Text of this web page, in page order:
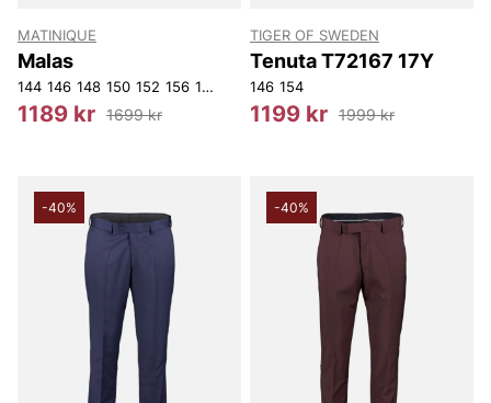
MATINIQUE
Malas
144 146 148 150 152 156 158
1189 kr 1699 kr
TIGER OF SWEDEN
Tenuta T72167 17Y
146 154
1199 kr 1999 kr
-40% -40%